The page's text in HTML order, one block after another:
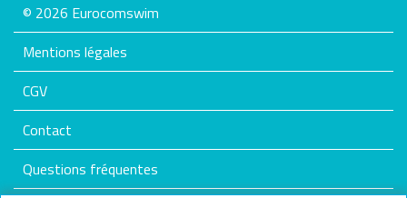
© 2026 Eurocomswim
Mentions légales
CGV
Contact
Questions fréquentes